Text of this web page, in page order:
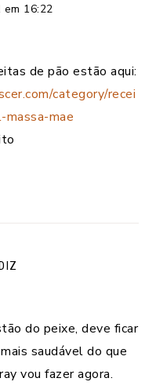
16:22
de pão estão aqui:
category/recei
mae
do peixe, deve ficar
saudável do que
vou fazer agora.